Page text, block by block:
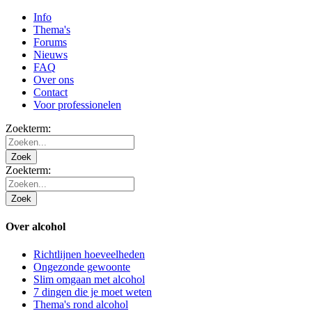
Info
Thema's
Forums
Nieuws
FAQ
Over ons
Contact
Voor professionelen
Zoekterm:
Zoek
Zoekterm:
Zoek
Over alcohol
Richtlijnen hoeveelheden
Ongezonde gewoonte
Slim omgaan met alcohol
7 dingen die je moet weten
Thema's rond alcohol